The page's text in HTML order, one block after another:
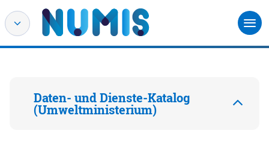
Daten- und Dienste-Katalog
(Umweltministerium)